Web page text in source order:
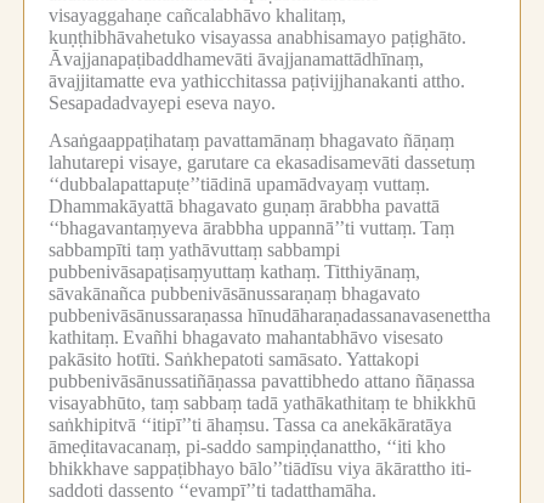
visayaggahaṇe cañcalabhāvo khalitaṃ,
kuṇṭhibhāvahetuko visayassa anabhisamayo paṭighāto.
Āvajjanapaṭibaddhamevāti āvajjanamattādhīnaṃ,
āvajjitamatte eva yathicchitassa paṭivijjhanakanti attho.
Sesapadadvayepi eseva nayo.
Asaṅgaappaṭihataṃ pavattamānaṃ bhagavato ñāṇaṃ
lahutarepi visaye, garutare ca ekasadisamevāti dassetuṃ
‘‘dubbalapattapuṭe’’tiādinā upamādvayaṃ vuttaṃ.
Dhammakāyattā bhagavato guṇaṃ ārabbha pavattā
‘‘bhagavantaṃyeva ārabbha uppannā’’ti vuttaṃ. Taṃ
sabbampīti taṃ yathāvuttaṃ sabbampi
pubbenivāsapaṭisaṃyuttaṃ kathaṃ. Titthiyānaṃ,
sāvakānañca pubbenivāsānussaraṇaṃ bhagavato
pubbenivāsānussaraṇassa hīnudāharaṇadassanavasenettha
kathitaṃ. Evañhi bhagavato mahantabhāvo visesato
pakāsito hotīti. Saṅkhepatoti samāsato. Yattakopi
pubbenivāsānussatiñāṇassa pavattibhedo attano ñāṇassa
visayabhūto, taṃ sabbaṃ tadā yathākathitaṃ te bhikkhū
saṅkhipitvā ‘‘itipī’’ti āhaṃsu. Tassa ca anekākāratāya
āmeḍitavacanaṃ, pi-saddo sampiṇḍanattho, ‘‘iti kho
bhikkhave sappaṭibhayo bālo’’tiādīsu viya ākārattho iti-
saddoti dassento ‘‘evampī’’ti tadatthamāha.